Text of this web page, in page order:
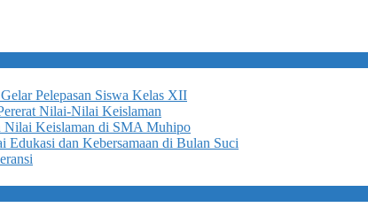
Pelepasan Siswa Kelas XII
Nilai-Nilai Keislaman
Nilai Keislaman di SMA Muhipo
dan Kebersamaan di Bulan Suci